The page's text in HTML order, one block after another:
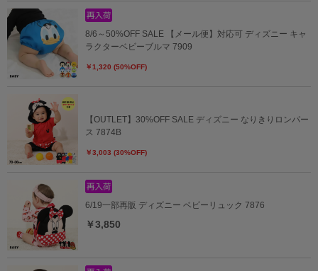
8/6～50%OFF SALE 【メール便】対応可 ディズニー キャ
ラクターベビーブルマ 7909
￥1,320 (50%OFF)
【OUTLET】30%OFF SALE ディズニー なりきりロンパー
ス 7874B
￥3,003 (30%OFF)
6/19一部再販 ディズニー ベビーリュック 7876
￥3,850